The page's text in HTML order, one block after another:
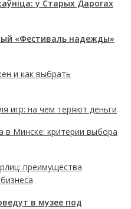
у Старых Дарогах
«Фестиваль надежды»
и как выбрать
игр: на чем теряют деньги
в Минске: критерии выбора
преимущества
в музее под